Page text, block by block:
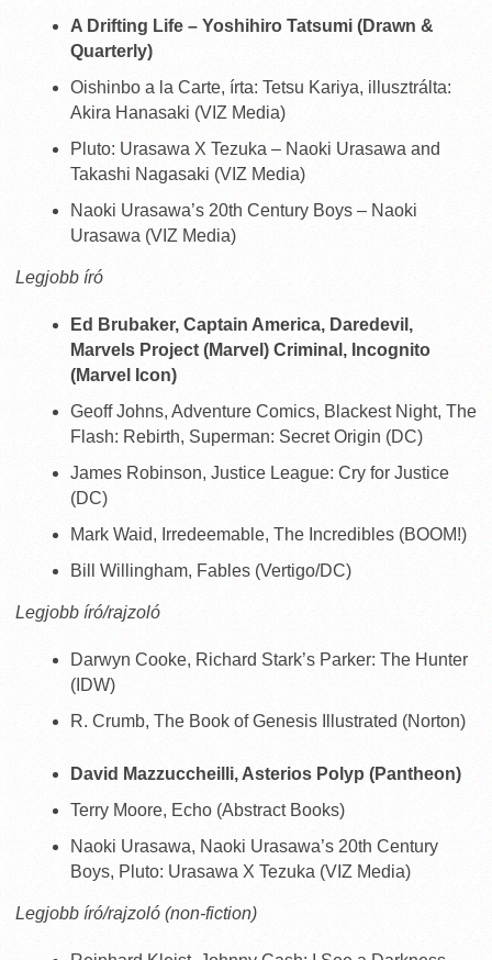
A Drifting Life – Yoshihiro Tatsumi (Drawn &
Quarterly)
Oishinbo a la Carte, írta: Tetsu Kariya, illusztrálta:
Akira Hanasaki (VIZ Media)
Pluto: Urasawa X Tezuka – Naoki Urasawa and
Takashi Nagasaki (VIZ Media)
Naoki Urasawa’s 20th Century Boys – Naoki
Urasawa (VIZ Media)
Legjobb író
Ed Brubaker, Captain America, Daredevil,
Marvels Project (Marvel) Criminal, Incognito
(Marvel Icon)
Geoff Johns, Adventure Comics, Blackest Night, The
Flash: Rebirth, Superman: Secret Origin (DC)
James Robinson, Justice League: Cry for Justice
(DC)
Mark Waid, Irredeemable, The Incredibles (BOOM!)
Bill Willingham, Fables (Vertigo/DC)
Legjobb író/rajzoló
Darwyn Cooke, Richard Stark’s Parker: The Hunter
(IDW)
R. Crumb, The Book of Genesis Illustrated (Norton)
David Mazzuccheilli, Asterios Polyp (Pantheon)
Terry Moore, Echo (Abstract Books)
Naoki Urasawa, Naoki Urasawa’s 20th Century
Boys, Pluto: Urasawa X Tezuka (VIZ Media)
Legjobb író/rajzoló (non-fiction)